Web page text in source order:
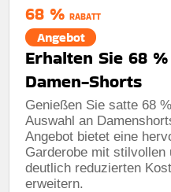
68 % RABATT
Angebot
Erhalten Sie 68
Damen-Shorts
Genießen Sie satte 68
Auswahl an
Angebot bietet eine
Garderobe mit stilvollen
deutlich reduzierten
erweitern.